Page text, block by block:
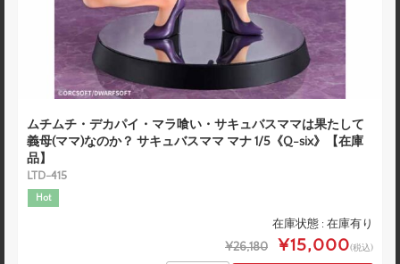
ムチムチ・デカパイ・マラ喰い・サキュバスママは果たして
義母(ママ)なのか？ サキュバスママ マナ 1/5《Q-six》【在庫
品】
LTD-415
Hot
在庫状態 : 在庫有り
¥26,180 ¥15,000(税込)